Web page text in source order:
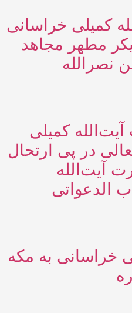
کمیلی خراسانی
مطهر مجاهد
نصرالله
کمیلی
در پی ارتحال
آیت‌الله
الدعواتی
خراسانی به مکه